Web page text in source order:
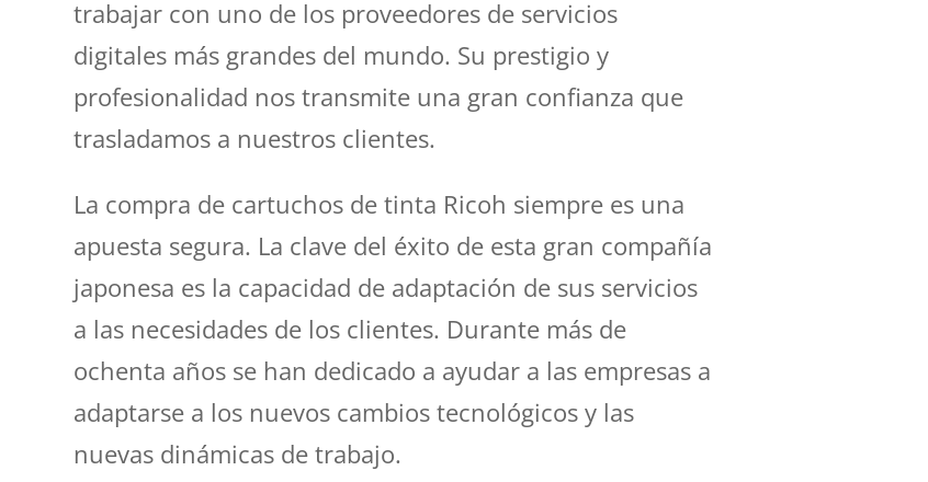
trabajar con uno de los proveedores de servicios
digitales más grandes del mundo. Su prestigio y
profesionalidad nos transmite una gran confianza que
trasladamos a nuestros clientes.
La compra de cartuchos de tinta Ricoh siempre es una
apuesta segura. La clave del éxito de esta gran compañía
japonesa es la capacidad de adaptación de sus servicios
a las necesidades de los clientes. Durante más de
ochenta años se han dedicado a ayudar a las empresas a
adaptarse a los nuevos cambios tecnológicos y las
nuevas dinámicas de trabajo.